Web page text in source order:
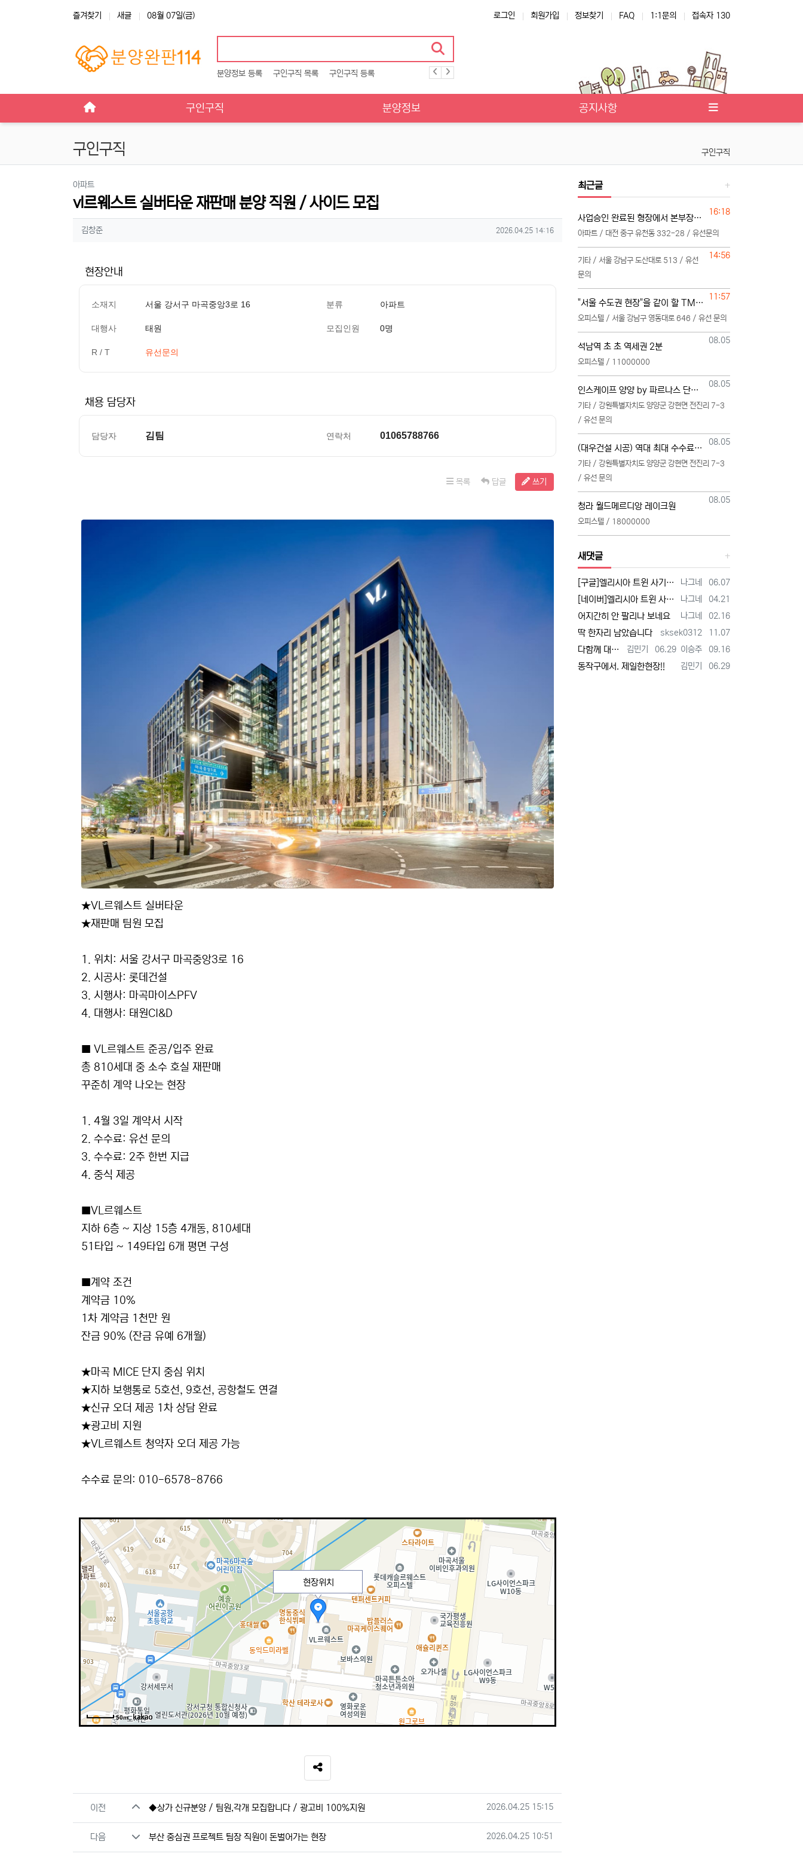
즐겨찾기 새글 08월 07일(금) 로그인 회원가입 정보찾기 FAQ 1:1문의 접속자 130
분양정보 등록 구인구직 목록 구인구직 등록
구인구직 분양정보 공지사항
구인구직 구인구직
아파트
vl르웨스트 실버타운 재판매 분양 직원 / 사이드 모집
작성자 정보
김창준작성 작성일
2026.04.25 14:16
현장안내
소재지 서울 강서구 마곡중앙3로 16 분류 아파트
대행사 태원 모집인원 0명
R / T 유선문의
채용 담당자
담당자 김팀 연락처 01065788766
목록 답글 쓰기
본문
★VL르웨스트 실버타운
★재판매 팀원 모집
1. 위치: 서울 강서구 마곡중앙3로 16
2. 시공사: 롯데건설
3. 시행사: 마곡마이스PFV
4. 대행사: 태원CI&D
■ VL르웨스트 준공/입주 완료
총 810세대 중 소수 호실 재판매
꾸준히 계약 나오는 현장
1. 4월 3일 계약서 시작
2. 수수료: 유선 문의
3. 수수료: 2주 한번 지급
4. 중식 제공
■VL르웨스트
지하 6층 ~ 지상 15층 4개동, 810세대
51타입 ~ 149타입 6개 평면 구성
■계약 조건
계약금 10%
1차 계약금 1천만 원
잔금 90% (잔금 유예 6개월)
★마곡 MICE 단지 중심 위치
★지하 보행통로 5호선, 9호선, 공항철도 연결
★신규 오더 제공 1차 상담 완료
★광고비 지원
★VL르웨스트 청약자 오더 제공 가능
수수료 문의: 010-6578-8766
현장위치
50m
SNS 공유
관련자료
이전 ◆상가 신규분양 / 팀원,각개 모집합니다 / 광고비 100%지원 작성일
2026.04.25 15:15
다음 부산 중심권 프로젝트 팀장 직원이 돈벌어가는 현장 작성일
2026.04.25 10:51
최근글
등록일
16:18
사업승인 완료된 형장에서 본부장님 모십니다
아파트 / 대전 중구 유천동 332-28 / 유선문의
등록일
14:56
기타 / 서울 강남구 도산대로 513 / 유선
문의
등록일
11:57
"서울 수도권 현장"을 같이 할 TM 단독 단일 영업본부 팀 선착순 모집
오피스텔 / 서울 강남구 영동대로 646 / 유선 문의
등록일
08.05
석남역 초 초 역세권 2분
오피스텔 / 11000000
등록일
08.05
인스케이프 양양 by 파르나스 단일 본부 모집
기타 / 강원특별자치도 양양군 강현면 전진리 7-3
/ 유선 문의
등록일
08.05
(대우건설 시공) 역대 최대 수수료 지급, 단독 단일 영업본부 선착순 모집 (팀,팀원 개별문의 가능)
기타 / 강원특별자치도 양양군 강현면 전진리 7-3
/ 유선 문의
등록일
08.05
청라 월드메르디앙 레이크원
오피스텔 / 18000000
새댓글
등록자
나그네 등록일
06.07
[구글]엘리시아 트윈 사기 - 검색
등록자
나그네 등록일
04.21
[네이버]엘리시아 트윈 사기 - 검색
등록자
나그네 등록일
02.16
어지간히 안 팔리나 보네요
등록자
sksek0312 등록일
11.07
딱 한자리 남았습니다
등록자
이승주 등록일
09.16
등록자
김민기 등록일
06.29
다함께 대박납니다.
등록자
김민기 등록일
06.29
동작구에서. 제일한현장!!